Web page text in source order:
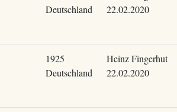
Deutschland
22.02.2020
1925
Deutschland
Heinz Fingerhut
22.02.2020